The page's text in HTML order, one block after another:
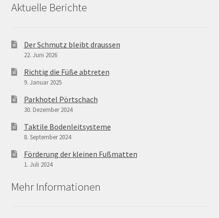
Aktuelle Berichte
Der Schmutz bleibt draussen
22. Juni 2026
Richtig die Füße abtreten
9. Januar 2025
Parkhotel Pörtschach
30. Dezember 2024
Taktile Bodenleitsysteme
8. September 2024
Förderung der kleinen Fußmatten
1. Juli 2024
Mehr Informationen